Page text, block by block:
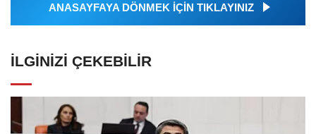
ANASAYFAYA DÖNMEK İÇİN TIKLAYINIZ
İLGINIZI ÇEKEBILIR